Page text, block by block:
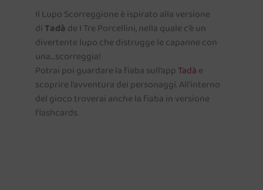
Il Lupo Scorreggione è ispirato alla versione
di Tadà de I Tre Porcellini, nella quale c’è un
divertente lupo che distrugge le capanne con
una…scorreggia!
Potrai poi guardare la fiaba sull’app Tadà e
scoprire l’avventura dei personaggi. All’interno
del gioco troverai anche la fiaba in versione
flashcards.